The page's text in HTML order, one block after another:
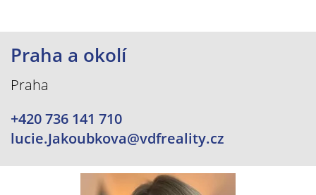
Praha a okolí
Praha
+420 736 141 710
lucie.Jakoubkova@vdfreality.cz